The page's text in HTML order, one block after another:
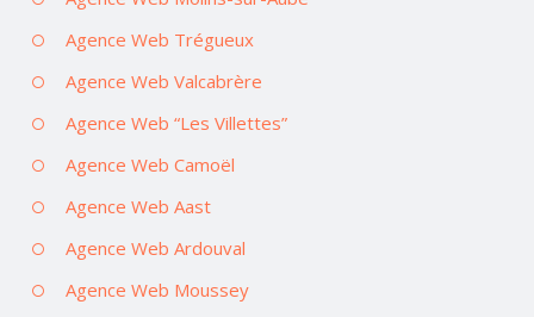
Agence Web Trégueux
Agence Web Valcabrère
Agence Web “Les Villettes”
Agence Web Camoël
Agence Web Aast
Agence Web Ardouval
Agence Web Moussey